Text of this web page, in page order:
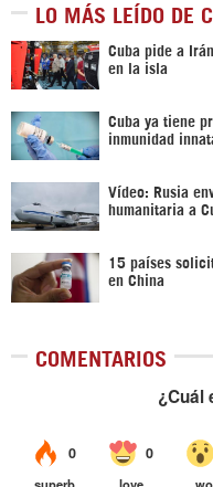
LO MÁS LEÍDO DE
Cuba pide a
en la isla
Cuba ya tiene
inmunidad
Vídeo: Rusia
humanitaria a
15 países
en China
COMENTARIOS